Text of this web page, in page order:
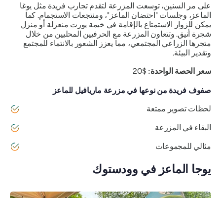
على مر السنين، توسعت المزرعة لتقدم تجارب فريدة مثل يوغا
الماعز، وجلسات "احتضان الماعز"، ومنتجعات الاستجمام. كما
يمكن للزوار الاستمتاع بالإقامة في خيمة يورت منعزلة أو منزل
شجرة أنيق. وتتعاون المزرعة مع الحرفيين المحليين من خلال
متجرها الزراعي المجتمعي، مما يعزز الشعور بالانتماء للمجتمع
وتقدير البيئة.
سعر الحصة الواحدة:$20
صفوف فريدة من نوعها في مزرعة ماريافيل للماعز
لحظات تصوير ممتعة
البقاء في المزرعة
مثالي للمجموعات
يوجا الماعز في وودستوك